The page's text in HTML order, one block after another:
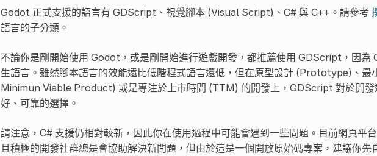
Godot 正式支援的語言有 GDScript、視覺腳本 (Visual Script)、C# 與 C++。請參考
語言的子分類。
不論你是剛開始使用 Godot，或是剛開始進行遊戲開發，都推薦使用 GDScript，因
生語言。雖然腳本語言的效能遠比低階程式語言還低，但在原型設計 (Prototype)、最
Minimun Viable Product) 或是專注於上市時間 (TTM) 的開發上，GDScript 對於開發
好、可靠的選擇。
請注意，C# 支援仍相對較新，因此你在使用過程中可能會遇到一些問題。目前網頁平
且積極的開發社群總是會協助解決新問題，但由於這是一個開放原始碼專案，建議你先